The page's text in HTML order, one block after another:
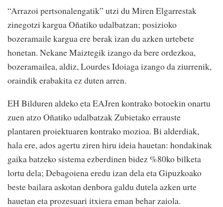
“Arrazoi pertsonalengatik” utzi du Miren Elgarrestak
zinegotzi kargua Oñatiko udalbatzan; posizioko
bozeramaile kargua ere berak izan du azken urtebete
honetan. Nekane Maiztegik izango da bere ordezkoa,
bozeramailea, aldiz, Lourdes Idoiaga izango da ziurrenik,
oraindik erabakita ez duten arren.
EH Bilduren aldeko eta EAJren kontrako botoekin onartu
zuen atzo Oñatiko udalbatzak Zubietako errauste
plantaren proiektuaren kontrako mozioa. Bi alderdiak,
hala ere, ados agertu ziren hiru ideia hauetan: hondakinak
gaika batzeko sistema ezberdinen bidez %80ko bilketa
lortu dela; Debagoiena eredu izan dela eta Gipuzkoako
beste bailara askotan denbora galdu dutela azken urte
hauetan eta prozesuari itxiera eman behar zaiola.